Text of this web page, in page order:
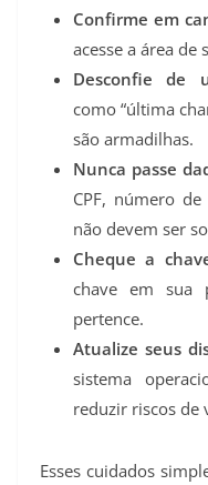
Confirme em
acesse a área de
Desconfie de
como “última
são armadilhas.
Nunca passe
CPF, número
não devem ser
Cheque a
chave em sua
pertence.
Atualize seus
sistema
reduzir riscos de
Esses cuidados